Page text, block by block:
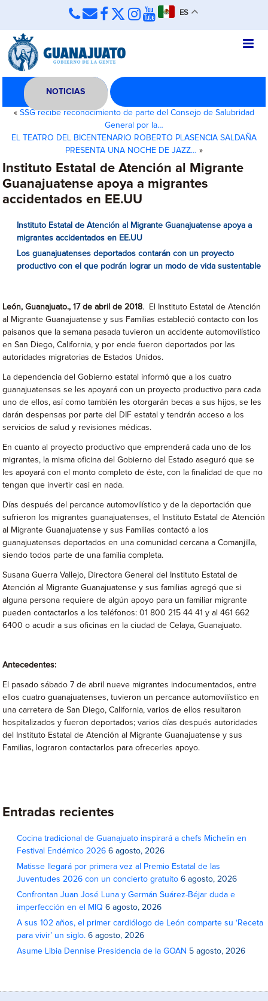
ES
NOTICIAS
« SSG recibe reconocimiento de parte del Consejo de Salubridad
General por la…
EL TEATRO DEL BICENTENARIO ROBERTO PLASENCIA SALDAÑA
PRESENTA UNA NOCHE DE JAZZ… »
Instituto Estatal de Atención al Migrante
Guanajuatense apoya a migrantes
accidentados en EE.UU
Instituto Estatal de Atención al Migrante Guanajuatense apoya a
migrantes accidentados en EE.UU
Los guanajuatenses deportados contarán con un proyecto
productivo con el que podrán lograr un modo de vida sustentable
León, Guanajuato., 17 de abril de 2018. El Instituto Estatal de Atención
al Migrante Guanajuatense y sus Familias estableció contacto con los
paisanos que la semana pasada tuvieron un accidente automovilístico
en San Diego, California, y por ende fueron deportados por las
autoridades migratorias de Estados Unidos.
La dependencia del Gobierno estatal informó que a los cuatro
guanajuatenses se les apoyará con un proyecto productivo para cada
uno de ellos, así como también les otorgarán becas a sus hijos, se les
darán despensas por parte del DIF estatal y tendrán acceso a los
servicios de salud y revisiones médicas.
En cuanto al proyecto productivo que emprenderá cada uno de los
migrantes, la misma oficina del Gobierno del Estado aseguró que se
les apoyará con el monto completo de éste, con la finalidad de que no
tengan que invertir casi en nada.
Días después del percance automovilístico y de la deportación que
sufrieron los migrantes guanajuatenses, el Instituto Estatal de Atención
al Migrante Guanajuatense y sus Familias contactó a los
guanajuatenses deportados en una comunidad cercana a Comanjilla,
siendo todos parte de una familia completa.
Susana Guerra Vallejo, Directora General del Instituto Estatal de
Atención al Migrante Guanajuatense y sus familias agregó que si
alguna persona requiere de algún apoyo para un familiar migrante
pueden contactarlos a los teléfonos: 01 800 215 44 41 y al 461 662
6400 o acudir a sus oficinas en la ciudad de Celaya, Guanajuato.
Antecedentes:
El pasado sábado 7 de abril nueve migrantes indocumentados, entre
ellos cuatro guanajuatenses, tuvieron un percance automovilístico en
una carretera de San Diego, California, varios de ellos resultaron
hospitalizados y fueron deportados; varios días después autoridades
del Instituto Estatal de Atención al Migrante Guanajuatense y sus
Familias, lograron contactarlos para ofrecerles apoyo.
Entradas recientes
Cocina tradicional de Guanajuato inspirará a chefs Michelin en
Festival Endémico 2026 6 agosto, 2026
Matisse llegará por primera vez al Premio Estatal de las
Juventudes 2026 con un concierto gratuito 6 agosto, 2026
Confrontan Juan José Luna y Germán Suárez-Béjar duda e
imperfección en el MIQ 6 agosto, 2026
A sus 102 años, el primer cardiólogo de León comparte su ‘Receta
para vivir’ un siglo. 6 agosto, 2026
Asume Libia Dennise Presidencia de la GOAN 5 agosto, 2026